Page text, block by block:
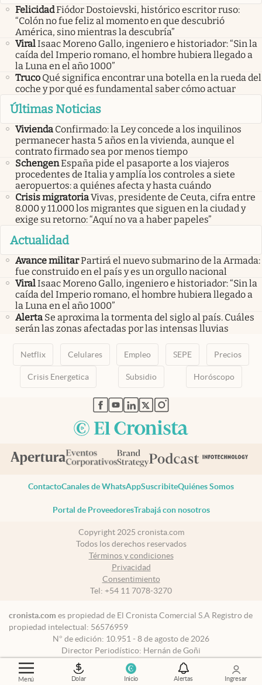
Menú Dolar Inicio Alertas Ingresar
FelicidadFiódor Dostoievski, histórico escritor ruso:
“Colón no fue feliz al momento en que descubrió
América, sino mientras la descubría”
ViralIsaac Moreno Gallo, ingeniero e historiador: “Sin la
caída del Imperio romano, el hombre hubiera llegado a
la Luna en el año 1000”
Truco Qué significa encontrar una botella en la rueda del
coche y por qué es fundamental saber cómo actuar
Últimas Noticias
Vivienda Confirmado: la Ley concede a los inquilinos
permanecer hasta 5 años en la vivienda, aunque el
contrato firmado sea por menos tiempo
SchengenEspaña pide el pasaporte a los viajeros
procedentes de Italia y amplía los controles a siete
aeropuertos: a quiénes afecta y hasta cuándo
Crisis migratoriaVivas, presidente de Ceuta, cifra entre
8.000 y 11.000 los migrantes que siguen en la ciudad y
exige su retorno: “Aquí no va a haber papeles”
Actualidad
Avance militarPartirá el nuevo submarino de la Armada:
fue construido en el país y es un orgullo nacional
ViralIsaac Moreno Gallo, ingeniero e historiador: “Sin la
caída del Imperio romano, el hombre hubiera llegado a
la Luna en el año 1000”
Alerta Se aproxima la tormenta del siglo al país. Cuáles
serán las zonas afectadas por las intensas lluvias
Netflix Celulares Empleo SEPE Precios
Crisis Energetica Subsidio Horóscopo
abre en nueva pestaña
abre en nueva pestaña
abre en nueva pestaña
abre en nueva pestaña
abre en nueva pestaña
ContactoCanales de WhatsAppSuscribiteQuiénes Somos
Portal de ProveedoresTrabajá con nosotros
Copyright 2025 cronista.com
Todos los derechos reservados
Términos y condiciones
Privacidad
Consentimiento
Tel: +54 11 7078-3270
cronista.com es propiedad de El Cronista Comercial S.A Registro de
propiedad intelectual: 56576959
N° de edición: 10.951 - 8 de agosto de 2026
Director Periodístico: Hernán de Goñi